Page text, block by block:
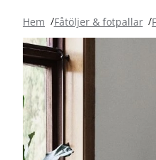
Hem Fåtöljer & fotpallar